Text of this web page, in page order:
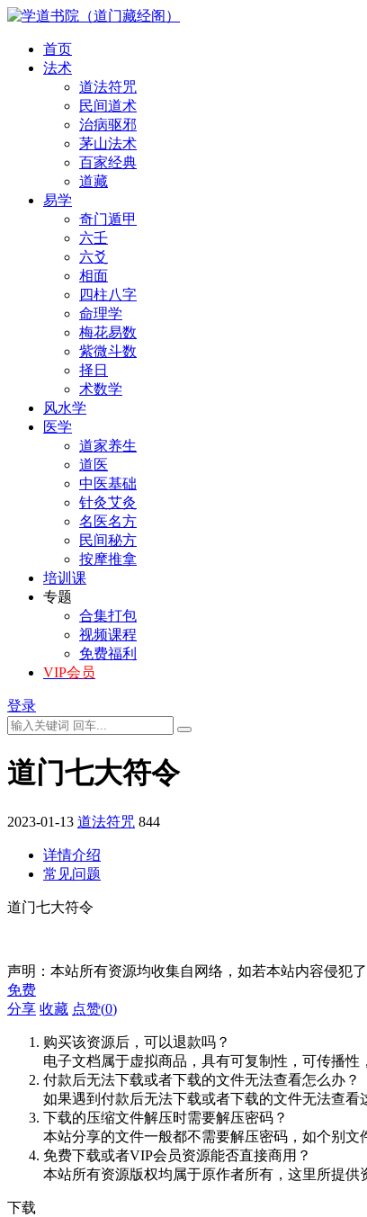
首页
法术
道法符咒
民间道术
治病驱邪
茅山法术
百家经典
道藏
易学
奇门遁甲
六壬
六爻
相面
四柱八字
命理学
梅花易数
紫微斗数
择日
术数学
风水学
医学
道家养生
道医
中医基础
针灸艾灸
名医名方
民间秘方
按摩推拿
培训课
专题
合集打包
视频课程
免费福利
VIP会员
登录
道门七大符令
2023-01-13 道法符咒 844
详情介绍
常见问题
道门七大符令
声明：本站所有资源均收集自网络，如若本站内容侵犯
免费
分享 收藏 点赞(0)
购买该资源后，可以退款吗？
电子文档属于虚拟商品，具有可复制性，可传播
付款后无法下载或者下载的文件无法查看怎么办？
如果遇到付款后无法下载或者下载的文件无法查看
下载的压缩文件解压时需要解压密码？
本站分享的文件一般都不需要解压密码，如个别文
免费下载或者VIP会员资源能否直接商用？
本站所有资源版权均属于原作者所有，这里所提
下载